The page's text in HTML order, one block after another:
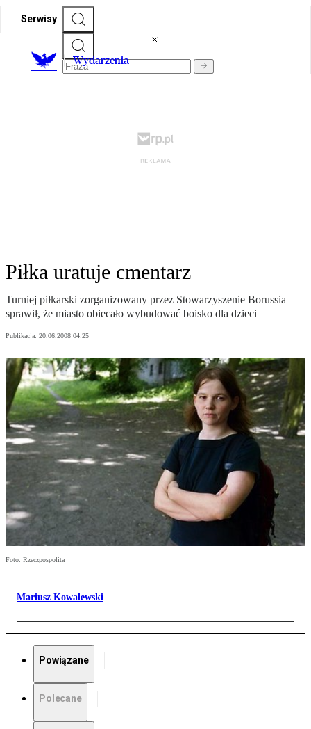
Serwisy
Wydarzenia
Piłka uratuje cmentarz
Turniej piłkarski zorganizowany przez Stowarzyszenie Borussia
sprawił, że miasto obiecało wybudować boisko dla dzieci
Publikacja: 20.06.2008 04:25
Foto: Rzeczpospolita
Mariusz Kowalewski
Powiązane
Polecane